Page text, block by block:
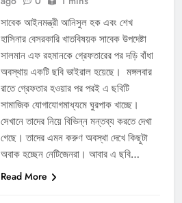
সাবেক আইনমন্ত্রী আনিসুল হক এবং শেখ
হাসিনার বেসরকারি খাতবিষয়ক সাবেক উপদেষ্টা
সালমান এফ রহমানকে গ্রেফতারের পর দড়ি বাঁধা
অবস্থায় একটি ছবি ভাইরাল হয়েছে। মঙ্গলবার
রাতে গ্রেফতার হওয়ার পর পরই এ ছবিটি
সামাজিক যোগাযোগমাধ্যমে ঘুরপাক খাচ্ছে।
সেখানে তাদের নিয়ে বিভিন্ন মন্তব্য করতে দেখা
গেছে। তাদের এমন করুণ অবস্থা দেখে কিছুটা
অবাক হচ্ছেন নেটিজেনরা। আবার এ ছবি…
Read More